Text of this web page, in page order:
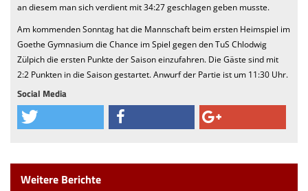
an diesem man sich verdient mit 34:27 geschlagen geben musste.
Am kommenden Sonntag hat die Mannschaft beim ersten Heimspiel im
Goethe Gymnasium die Chance im Spiel gegen den TuS Chlodwig
Zülpich die ersten Punkte der Saison einzufahren. Die Gäste sind mit
2:2 Punkten in die Saison gestartet. Anwurf der Partie ist um 11:30 Uhr.
Social Media
Weitere Berichte